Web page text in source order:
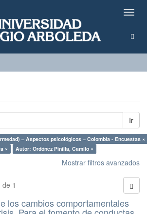
Ir
– Aspectos psicológicos – Colombia - Encuestas ×
×
Autor: Ordónez Pinilla, Camilo ×
Mostrar filtros avanzados
1
los cambios comportamentales